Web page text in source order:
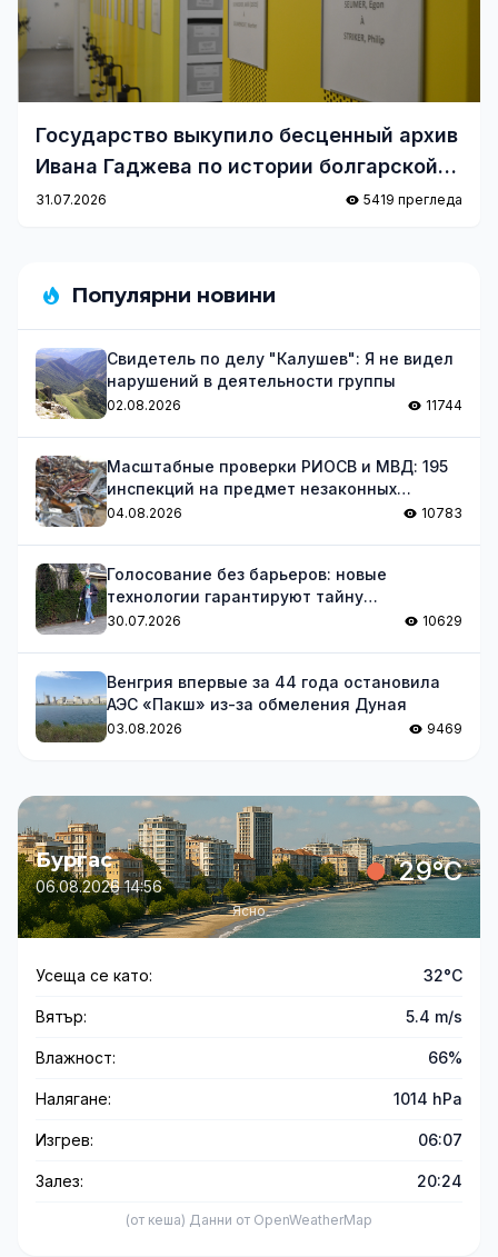
Государство выкупило бесценный архив
Ивана Гаджева по истории болгарской
эмиграции
31.07.2026 5419 прегледа
Популярни новини
Свидетель по делу "Калушев": Я не видел
нарушений в деятельности группы
02.08.2026 11744
Масштабные проверки РИОСВ и МВД: 195
инспекций на предмет незаконных
отходов
04.08.2026 10783
Голосование без барьеров: новые
технологии гарантируют тайну
голосования для незрячих
30.07.2026 10629
Венгрия впервые за 44 года остановила
АЭС «Пакш» из-за обмеления Дуная
03.08.2026 9469
Бургас
06.08.2026 14:56 29°C
Ясно
Усеща се като: 32°C
Вятър: 5.4 m/s
Влажност: 66%
Налягане: 1014 hPa
Изгрев: 06:07
Залез: 20:24
(от кеша) Данни от OpenWeatherMap